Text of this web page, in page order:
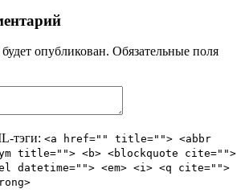
опубликован. Обязательные поля
тэги: <a href="" title=""> <abbr
title=""> <b> <blockquote cite="">
datetime=""> <em> <i> <q cite="">